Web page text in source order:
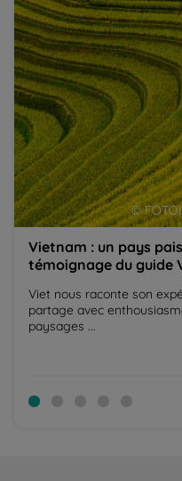
©
Vietnam : un pays
témoignage du guide
Viet nous raconte son
partage avec
paysages ...